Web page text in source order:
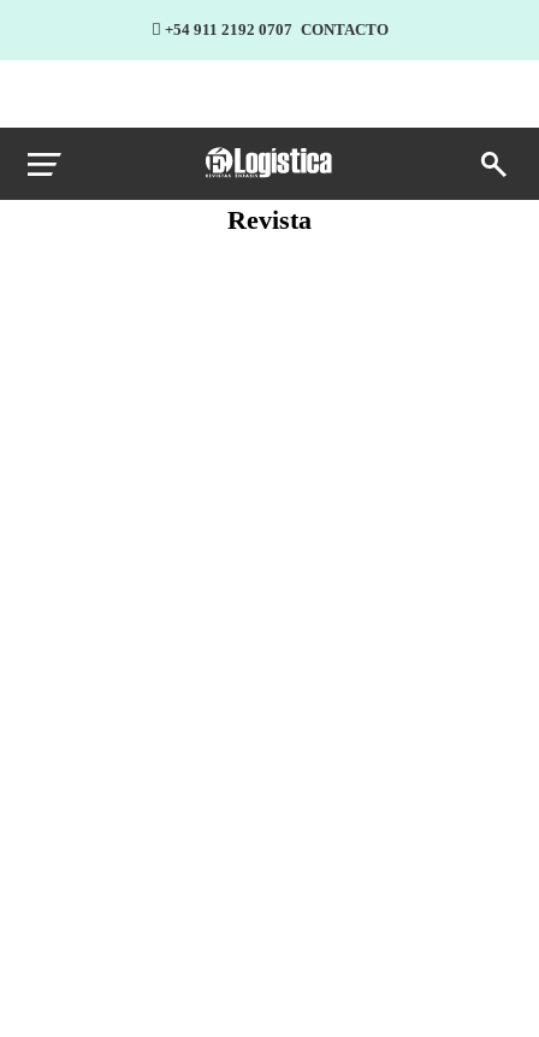
+54 911 2192 0707 CONTACTO
Revista